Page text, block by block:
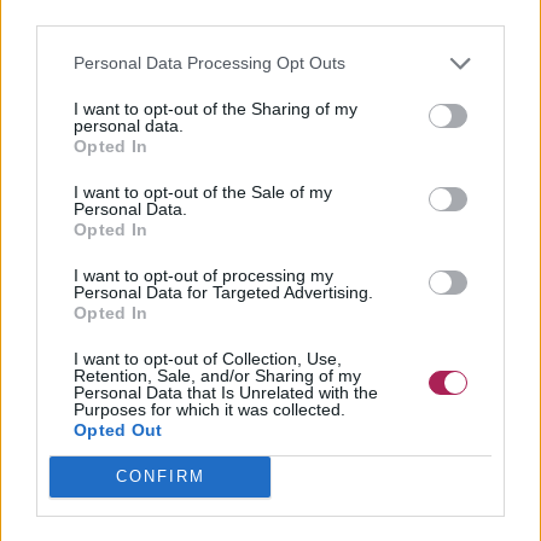
Personal Data Processing Opt Outs
I want to opt-out of the Sharing of my
personal data.
Opted In
I want to opt-out of the Sale of my
Personal Data.
Opted In
I want to opt-out of processing my
Personal Data for Targeted Advertising.
Opted In
I want to opt-out of Collection, Use,
Retention, Sale, and/or Sharing of my
Personal Data that Is Unrelated with the
Purposes for which it was collected.
Opted Out
CONFIRM